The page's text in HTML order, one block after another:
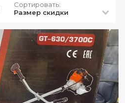
Сортировать:
Размер скидки